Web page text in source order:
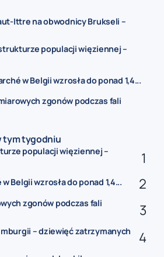
Ittre na obwodnicy Brukseli –
populacji więziennej –
w Belgii wzrosła do ponad 1,4...
zgonów podczas fali
tym tygodniu
populacji więziennej –
Belgii wzrosła do ponad 1,4...
zgonów podczas fali
– dziewięć zatrzymanych